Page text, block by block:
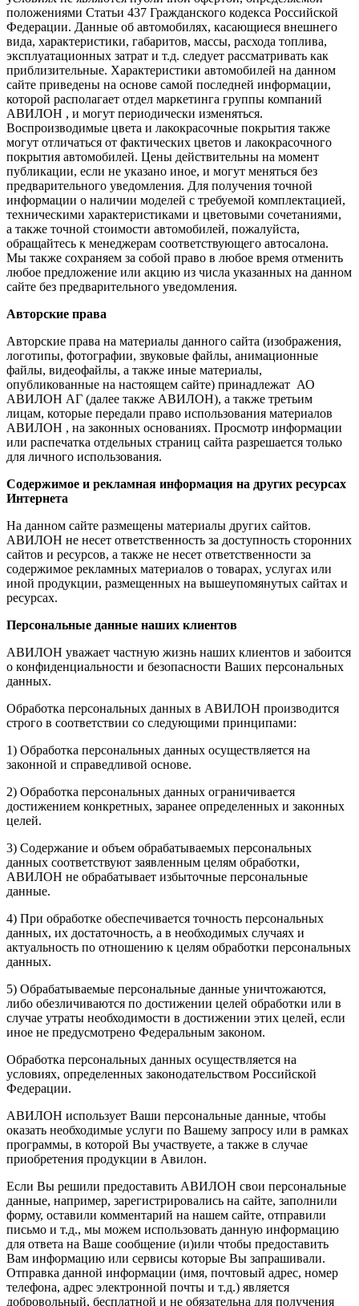
положениями Статьи 437 Гражданского кодекса Российской
Федерации. Данные об автомобилях, касающиеся внешнего
вида, характеристики, габаритов, массы, расхода топлива,
эксплуатационных затрат и т.д. следует рассматривать как
приблизительные. Характеристики автомобилей на данном
сайте приведены на основе самой последней информации,
которой располагает отдел маркетинга группы компаний
АВИЛОН , и могут периодически изменяться.
Воспроизводимые цвета и лакокрасочные покрытия также
могут отличаться от фактических цветов и лакокрасочного
покрытия автомобилей. Цены действительны на момент
публикации, если не указано иное, и могут меняться без
предварительного уведомления. Для получения точной
информации о наличии моделей с требуемой комплектацией,
техническими характеристиками и цветовыми сочетаниями,
а также точной стоимости автомобилей, пожалуйста,
обращайтесь к менеджерам соответствующего автосалона.
Мы также сохраняем за собой право в любое время отменить
любое предложение или акцию из числа указанных на данном
сайте без предварительного уведомления.
Авторские права
Авторские права на материалы данного сайта (изображения,
логотипы, фотографии, звуковые файлы, анимационные
файлы, видеофайлы, а также иные материалы,
опубликованные на настоящем сайте) принадлежат АО
АВИЛОН АГ (далее также АВИЛОН), а также третьим
лицам, которые передали право использования материалов
АВИЛОН , на законных основаниях. Просмотр информации
или распечатка отдельных страниц сайта разрешается только
для личного использования.
Содержимое и рекламная информация на других ресурсах
Интернета
На данном сайте размещены материалы других сайтов.
АВИЛОН не несет ответственность за доступность сторонних
сайтов и ресурсов, а также не несет ответственности за
содержимое рекламных материалов о товарах, услугах или
иной продукции, размещенных на вышеупомянутых сайтах и
ресурсах.
Персональные данные наших клиентов
АВИЛОН уважает частную жизнь наших клиентов и забоится
о конфиденциальности и безопасности Ваших персональных
данных.
Обработка персональных данных в АВИЛОН производится
строго в соответствии со следующими принципами:
1) Обработка персональных данных осуществляется на
законной и справедливой основе.
2) Обработка персональных данных ограничивается
достижением конкретных, заранее определенных и законных
целей.
3) Содержание и объем обрабатываемых персональных
данных соответствуют заявленным целям обработки,
АВИЛОН не обрабатывает избыточные персональные
данные.
4) При обработке обеспечивается точность персональных
данных, их достаточность, а в необходимых случаях и
актуальность по отношению к целям обработки персональных
данных.
5) Обрабатываемые персональные данные уничтожаются,
либо обезличиваются по достижении целей обработки или в
случае утраты необходимости в достижении этих целей, если
иное не предусмотрено Федеральным законом.
Обработка персональных данных осуществляется на
условиях, определенных законодательством Российской
Федерации.
АВИЛОН использует Ваши персональные данные, чтобы
оказать необходимые услуги по Вашему запросу или в рамках
программы, в которой Вы участвуете, а также в случае
приобретения продукции в Авилон.
Если Вы решили предоставить АВИЛОН свои персональные
данные, например, зарегистрировались на сайте, заполнили
форму, оставили комментарий на нашем сайте, отправили
письмо и т.д., мы можем использовать данную информацию
для ответа на Ваше сообщение (и)или чтобы предоставить
Вам информацию или сервисы которые Вы запрашивали.
Отправка данной информации (имя, почтовый адрес, номер
телефона, адрес электронной почты и т.д.) является
добровольный, бесплатной и не обязательна для получения